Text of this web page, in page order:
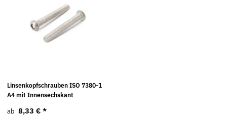
Linsenkopfschrauben ISO 7380-1
A4 mit Innensechskant
ab 8,33 € *